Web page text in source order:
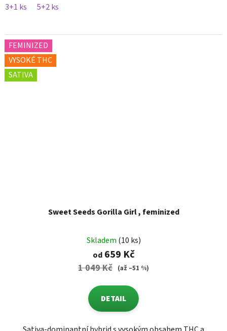
3+1 ks
5+2 ks
FEMINIZED
VYSOKÉ THC
SATIVA
Sweet Seeds Gorilla Girl , feminized
Skladem (10 ks)
od659 Kč
1 049 Kč (až –51 %)
DETAIL